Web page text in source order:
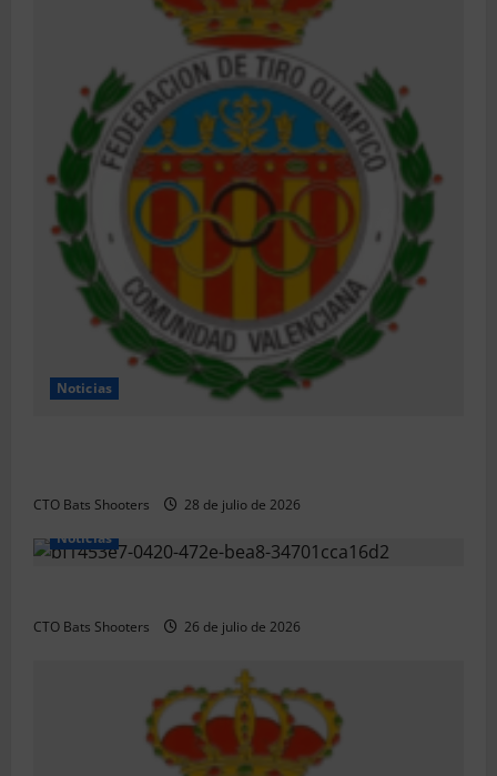
Noticias
CTO Bats Shooters
28 de julio de 2026
Noticias
CTO Bats Shooters 26 de julio de 2026